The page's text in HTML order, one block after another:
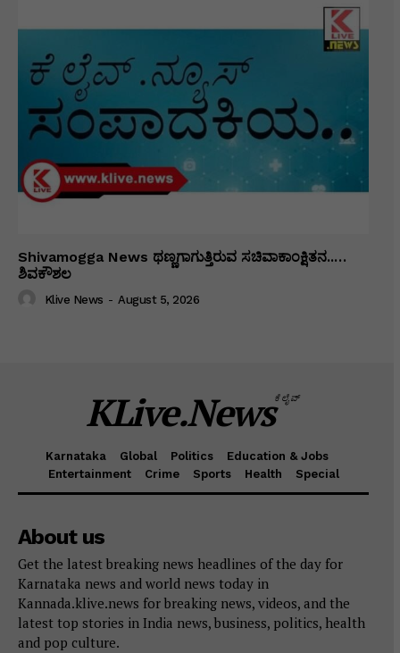
Shivamogga News ಥಣ್ಣಗಾಗುತ್ತಿರುವ ಸಚಿವಾಕಾಂಕ್ಷಿತನ..…
ಶಿವಕೌಶಲ
Klive News - August 5, 2026
KLive.Newsಕೆಲೈವ್
Karnataka Global Politics
Education & Jobs
Entertainment
Crime Sports Health Special
About us
Get the latest breaking news headlines of the day for
Karnataka news and world news today in
Kannada.klive.news for breaking news, videos, and the
latest top stories in India news, business, politics, health
and pop culture.